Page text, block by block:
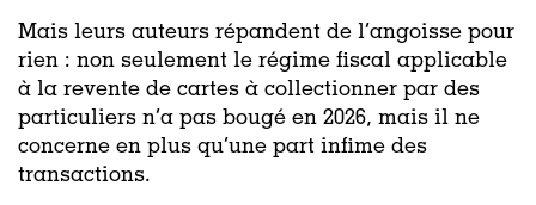
Mais leurs auteurs répandent de l’angoisse pour
rien : non seulement le régime fiscal applicable
à la revente de cartes à collectionner par des
particuliers n’a pas bougé en 2026, mais il ne
concerne en plus qu’une part infime des
transactions.